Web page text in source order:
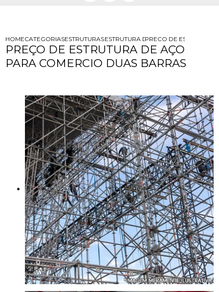
HOMECATEGORIASESTRUTURAS DE ACOESTRUTURA DE ACO PARA
PRECO DE
PREÇO DE ESTRUTURA DE AÇO
PARA COMERCIO DUAS BARRAS